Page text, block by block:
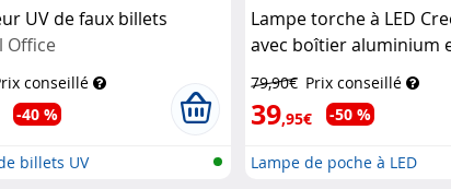
UV de faux billets
Office
conseillé
-40 %
billets UV
Lampe torche à LED
avec boîtier aluminium
79,90€ Prix conseillé
39,95€ -50 %
Lampe de poche à LED